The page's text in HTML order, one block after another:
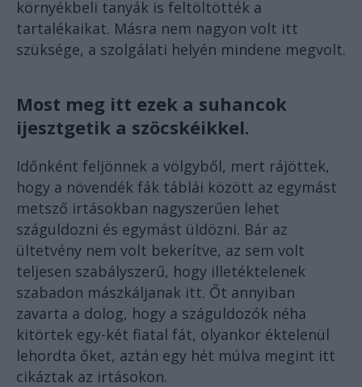
környékbeli tanyák is feltöltötték a
tartalékaikat. Másra nem nagyon volt itt
szüksége, a szolgálati helyén mindene megvolt.
Most meg itt ezek a suhancok
ijesztgetik a szöcskéikkel.
Időnként feljönnek a völgyből, mert rájöttek,
hogy a növendék fák táblái között az egymást
metsző irtásokban nagyszerűen lehet
száguldozni és egymást üldözni. Bár az
ültetvény nem volt bekerítve, az sem volt
teljesen szabályszerű, hogy illetéktelenek
szabadon mászkáljanak itt. Őt annyiban
zavarta a dolog, hogy a száguldozók néha
kitörtek egy-két fiatal fát, olyankor éktelenül
lehordta őket, aztán egy hét múlva megint itt
cikáztak az irtásokon.